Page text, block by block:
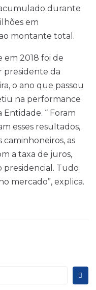
durante
em
montante total.
2018 foi de
presidente da
o ano que passou
na performance
“ Foram
esses resultados,
as
a taxa de juros,
presidencial. Tudo
mercado”, explica.